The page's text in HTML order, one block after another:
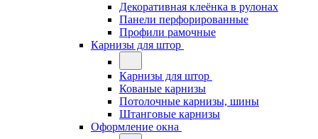
Декоративная клеёнка в рулонах
Панели перфорированные
Профили рамочные
Карнизы для штор
Карнизы для штор
Кованые карнизы
Потолочные карнизы, шины
Штанговые карнизы
Оформление окна